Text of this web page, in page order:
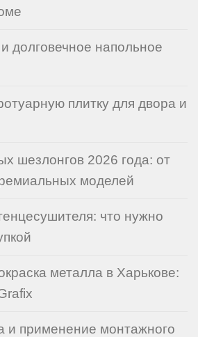
долговечное напольное
плитку для двора и
шезлонгов 2026 года: от
моделей
что нужно
металла в Харькове:
и применение монтажного